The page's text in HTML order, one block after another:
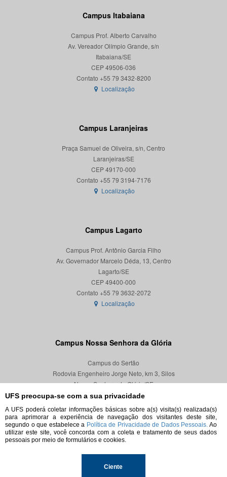
UFS preocupa-se com a sua privacidade
A UFS poderá coletar informações básicas sobre a(s) visita(s) realizada(s)
para aprimorar a experiência de navegação dos visitantes deste site,
segundo o que estabelece a Política de Privacidade de Dados Pessoais. Ao
utilizar este site, você concorda com a coleta e tratamento de seus dados
pessoais por meio de formulários e cookies.
Ciente
Campus Itabaiana
Campus Prof. Alberto Carvalho
Av. Vereador Olímpio Grande, s/n
Itabaiana/SE
CEP 49506-036
Localização
Campus Laranjeiras
Praça Samuel de Oliveira, s/n, Centro
Laranjeiras/SE
CEP 49170-000
Localização
Campus Lagarto
Campus Prof. Antônio Garcia Filho
Av. Governador Marcelo Déda, 13, Centro
Lagarto/SE
CEP 49400-000
Localização
Campus Nossa Senhora da Glória
Campus do Sertão
Rodovia Engenheiro Jorge Neto, km 3, Silos
Nossa Senhora da Glória/SE
CEP 49680-000
Localização
© 2026. Todos os direitos reservados.